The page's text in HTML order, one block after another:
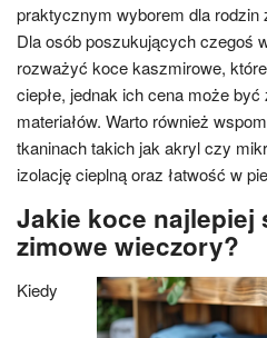
praktycznym wyborem dla rodzin
Dla osób poszukujących czegoś
rozważyć koce kaszmirowe,
ciepłe, jednak ich cena może
materiałów. Warto również
tkaninach takich jak akryl czy
izolację cieplną oraz łatwość w
Jakie koce najlepiej
zimowe wieczory?
Kiedy